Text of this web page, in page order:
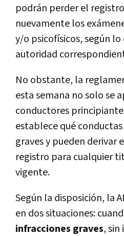
podrán perder el
nuevamente los
y/o psicofísicos, según
autoridad
No obstante, la
esta semana no solo se
conductores
establece qué
graves y pueden derivar
registro para cualquier
vigente.
Según la disposición, la
en dos situaciones:
infracciones graves,